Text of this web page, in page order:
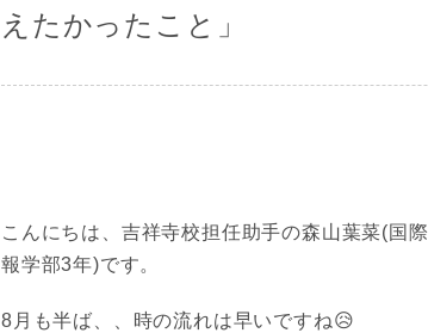
えたかったこと」
こんにちは、吉祥寺校担任助手の森山葉菜(国
報学部3年)です。
8月も半ば、、時の流れは早いですね😥